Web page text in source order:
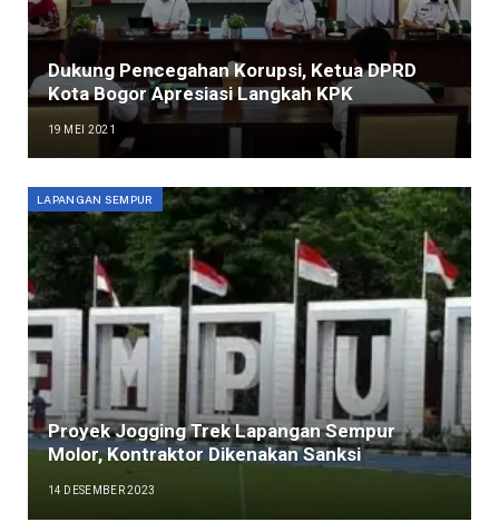
Dukung Pencegahan Korupsi, Ketua DPRD
Kota Bogor Apresiasi Langkah KPK
19 MEI 2021
LAPANGAN SEMPUR
Proyek Jogging Trek Lapangan Sempur
Molor, Kontraktor Dikenakan Sanksi
14 DESEMBER 2023